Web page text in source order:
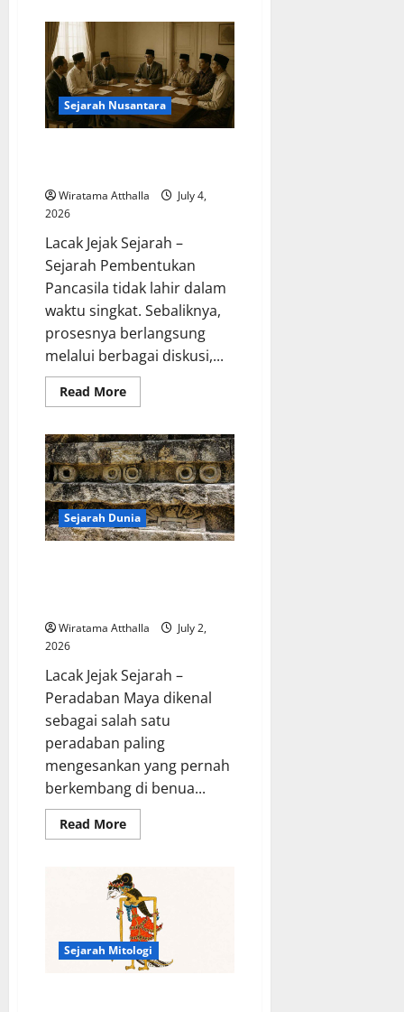
Mitologi
Jepang
dan
Hubungannya
dengan
Alam
Sejarah Nusantara
Wiratama Atthalla
July 4,
2026
Lacak Jejak Sejarah –
Sejarah Pembentukan
Pancasila tidak lahir dalam
waktu singkat. Sebaliknya,
prosesnya berlangsung
melalui berbagai diskusi,...
Read MoreRead
more
Pembentukan
Pancasila
sebagai
Dasar
Negara
Sejarah Dunia
Wiratama Atthalla
July 2,
2026
Lacak Jejak Sejarah –
Peradaban Maya dikenal
sebagai salah satu
peradaban paling
mengesankan yang pernah
berkembang di benua...
Read MoreRead
more
Maya
Menyimpan
Pencapaian
Luar
Biasa
yang
Mengubah
Sejarah
Dunia
Sejarah Mitologi